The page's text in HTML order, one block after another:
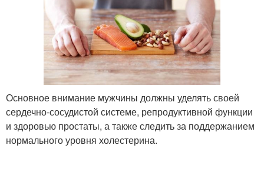
Основное внимание мужчины должны уделять своей
сердечно-сосудистой системе, репродуктивной функции
и здоровью простаты, а также следить за поддержанием
нормального уровня холестерина.